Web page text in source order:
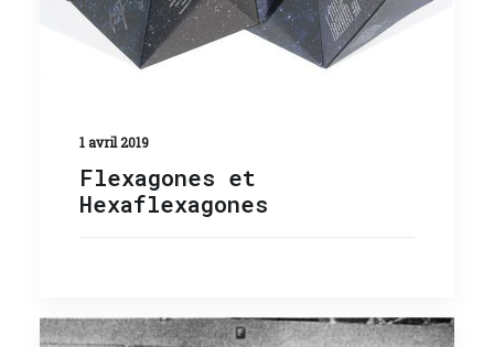
1 avril 2019
Flexagones et
Hexaflexagones